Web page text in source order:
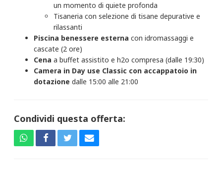
un momento di quiete profonda
Tisaneria con selezione di tisane depurative e
rilassanti
Piscina benessere esternacon idromassaggi e
cascate (2 ore)
Cenaa buffet assistito e h2o compresa (dalle 19:30)
Camera in Day use Classic con accappatoio in
dotazionedalle 15:00 alle 21:00
Condividi questa offerta: